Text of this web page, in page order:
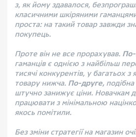
з, як йому здавалося,
класичними шкіряними
проста: на такий товар завжди
покупець.
Проте він не все прорахував.
гаманців є однією з найбільш
тисячі конкурентів, у багатьох з
товару нижча. По-друге,
штучно занижує ціни. Новачкам
працювати з мінімальною
якось помітили.
Без зміни стратегії на магазин